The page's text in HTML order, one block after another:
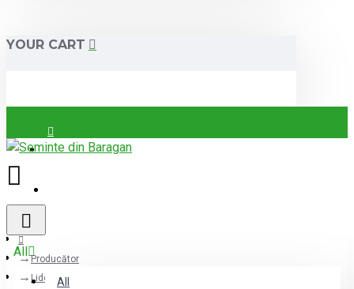
YOUR CART
Login
All
All
Producător
Lidea